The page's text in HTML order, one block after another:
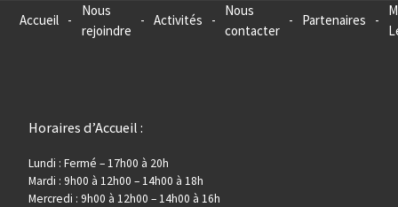
Accueil -
Nous
rejoindre
- Activités -
Nous
contacter
- Partenaires -
Horaires d’Accueil :
Lundi : Fermé – 17h00 à 20h
Mardi : 9h00 à 12h00 – 14h00 à 18h
Mercredi : 9h00 à 12h00 – 14h00 à 16h